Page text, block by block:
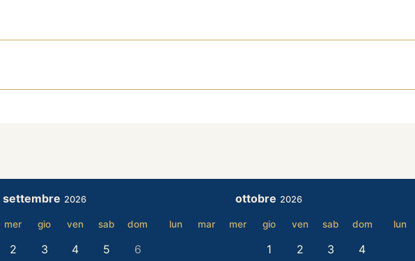
settembre 2026
mer gio ven sab dom
2 3 4 5 6
ottobre 2026
lun mar mer gio ven sab dom
1 2 3 4
lun